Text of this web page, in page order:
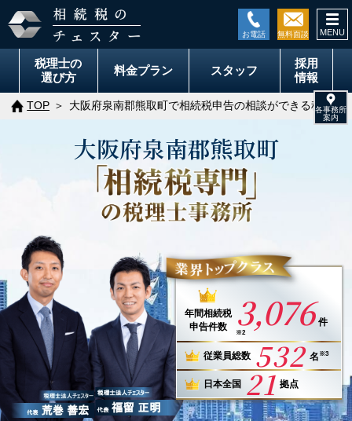
税理士の
選び方
料金プラン スタッフ
採用
情報
TOP 大阪府泉南郡熊取町で相続税申告の相談ができる税理士
大阪府泉南郡熊取町
年間相続税
申告件数
3,076 件
※2
従業員総数 532 名 ※3
日本全国 21 拠点